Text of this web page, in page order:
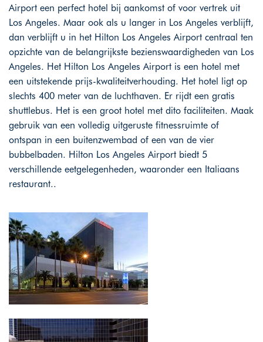
Airport een perfect hotel bij aankomst of voor vertrek uit
Los Angeles. Maar ook als u langer in Los Angeles verblijft,
dan verblijft u in het Hilton Los Angeles Airport centraal ten
opzichte van de belangrijkste bezienswaardigheden van Los
Angeles. Het Hilton Los Angeles Airport is een hotel met
een uitstekende prijs-kwaliteitverhouding. Het hotel ligt op
slechts 400 meter van de luchthaven. Er rijdt een gratis
shuttlebus. Het is een groot hotel met dito faciliteiten. Maak
gebruik van een volledig uitgeruste fitnessruimte of
ontspan in een buitenzwembad of een van de vier
bubbelbaden. Hilton Los Angeles Airport biedt 5
verschillende eetgelegenheden, waaronder een Italiaans
restaurant..